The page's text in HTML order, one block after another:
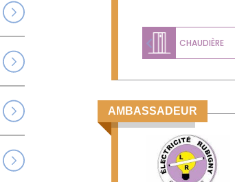
CHAUDIÈRE
Previous
AMBASSADEUR